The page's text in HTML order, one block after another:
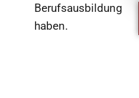
Berufsausbildung
haben.